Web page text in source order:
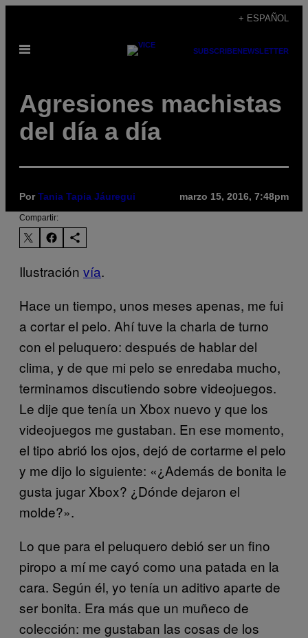
contenido
+ ESPAÑOL
Abrir
SUBSCRIBENEWSLETTER
Agresiones machistas
del día a día
PorTania Tapia Jáuregui marzo 15, 2016, 7:48pm
Compartir:
Ilustración vía.
Hace un tiempo, unos meses apenas, me fui
a cortar el pelo. Ahí tuve la charla de turno
con el peluquero: después de hablar del
clima, y de que mi pelo se enredaba mucho,
terminamos discutiendo sobre videojuegos.
Le dije que tenía un Xbox nuevo y que los
videojuegos me gustaban. En ese momento,
el tipo abrió los ojos, dejó de cortarme el pelo
y me dijo lo siguiente: «¿Además de bonita le
gusta jugar Xbox? ¿Dónde dejaron el
molde?».
Lo que para el peluquero debió ser un fino
piropo a mí me cayó como una patada en la
cara. Según él, yo tenía un aditivo aparte de
ser bonita. Era más que un muñeco de
colección: me gustaban las cosas de los